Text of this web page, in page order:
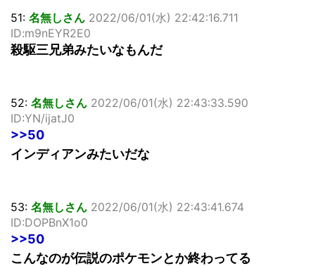
51: 名無しさん 2022/06/01(水) 22:42:16.711
ID:m9nEYR2E0
殺駆三兄弟みたいなもんだ
52: 名無しさん 2022/06/01(水) 22:43:33.590
ID:YN/ijatJ0
>>50
インディアンみたいだな
53: 名無しさん 2022/06/01(水) 22:43:41.674
ID:DOPBnX1o0
>>50
こんなのが伝説のポケモンとか終わってる